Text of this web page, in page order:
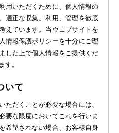
用いただくために、個人情報の
適正な収集、利用、管理を徹底
えています。当ウェブサイトを
情報保護ポリシーを十分にご理
した上で個人情報をご提供くだ
。
いて
だくことが必要な場合には、
要な限度においてこれを行いま
希望されない場合、お客様自身